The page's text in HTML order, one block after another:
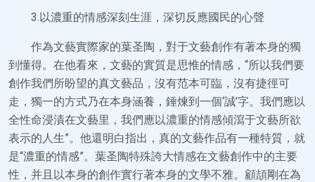
3.以濃重的情感深刻生涯，深切反應國民的心聲
作為文藝實際家的葉圣陶，對于文藝創作有著本身的獨
到懂得。在他看來，文藝的實質是思惟的情感，“所以我們要
創作我們所盼望的真文藝品，沒有范本可臨，沒有捷徑可
走，獨一的方式乃在本身涵養，錘煉到一個‘誠’字。我們應以
全性命浸漬在文藝里，我們應以濃重的情感傾瀉于文藝所欲
表示的人生”。他還明白指出，真的文藝作品有一種特質，就
是“濃重的情感”。葉圣陶特殊誇大情感在文藝創作中的主要
性，并且以本身的創作實行著本身的文學不雅。顧頡剛在為